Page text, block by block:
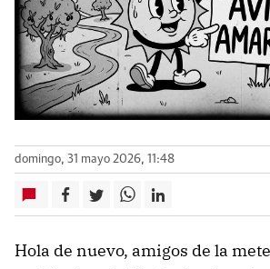
domingo, 31 mayo 2026, 11:48
Hola de nuevo, amigos de la